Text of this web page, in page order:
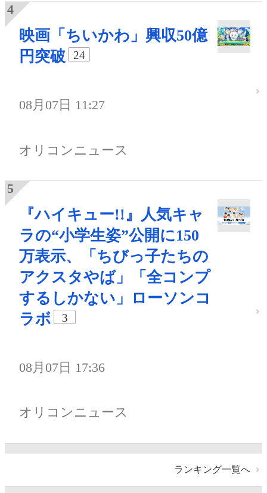
映画「ちいかわ」興収50億
円突破
24
08月07日 11:27
オリコンニュース
『ハイキュー!!』人気キャ
ラの“小学生姿”公開に150
万表示、「ちびっ子たちの
アクスタやば」「全コンプ
するしかない」ローソンコ
ラボ
3
08月07日 17:36
オリコンニュース
ランキング一覧へ